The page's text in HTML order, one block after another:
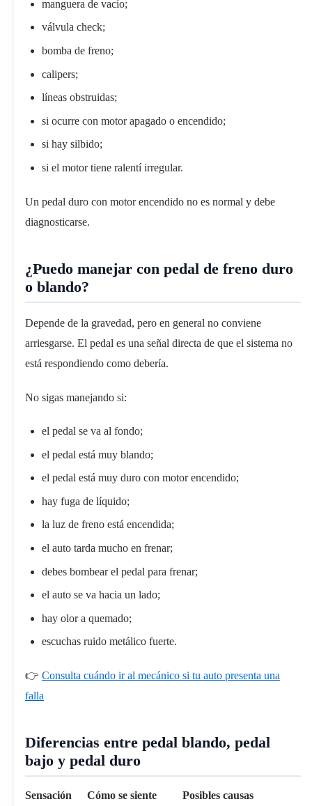
manguera de vacío;
válvula check;
bomba de freno;
calipers;
líneas obstruidas;
si ocurre con motor apagado o encendido;
si hay silbido;
si el motor tiene ralentí irregular.
Un pedal duro con motor encendido no es normal y debe
diagnosticarse.
¿Puedo manejar con pedal de freno duro
o blando?
Depende de la gravedad, pero en general no conviene
arriesgarse. El pedal es una señal directa de que el sistema no
está respondiendo como debería.
No sigas manejando si:
el pedal se va al fondo;
el pedal está muy blando;
el pedal está muy duro con motor encendido;
hay fuga de líquido;
la luz de freno está encendida;
el auto tarda mucho en frenar;
debes bombear el pedal para frenar;
el auto se va hacia un lado;
hay olor a quemado;
escuchas ruido metálico fuerte.
👉 Consulta cuándo ir al mecánico si tu auto presenta una
falla
Diferencias entre pedal blando, pedal
bajo y pedal duro
Sensación Cómo se siente Posibles causas